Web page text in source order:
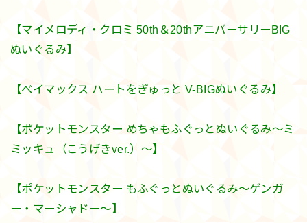
【マイメロディ・クロミ 50th＆20thアニバーサリーBIG
ぬいぐるみ】
【べイマックス ハートをぎゅっと V-BIGぬいぐるみ】
【ポケットモンスター めちゃもふぐっとぬいぐるみ～ミ
ミッキュ（こうげきver.）～】
【ポケットモンスター もふぐっとぬいぐるみ～ゲンガ
ー・マーシャドー～】